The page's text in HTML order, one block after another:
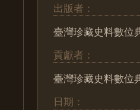
出版者：
臺灣珍藏史料數位
貢獻者：
臺灣珍藏史料數位
日期：